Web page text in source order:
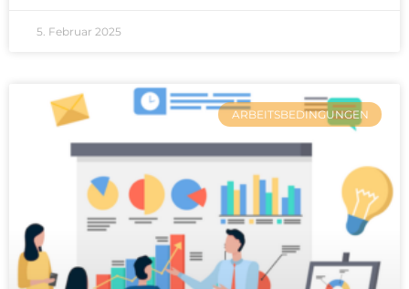
5. Februar 2025
ARBEITSBEDINGUNGEN